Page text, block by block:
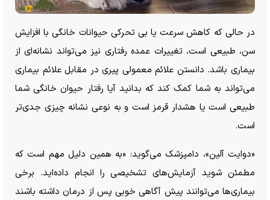
در حالی که کاهش سرعت یا بی تحرکی حیوانات خانگی با افزایش
سن، طبیعی است، تغییرات عمده رفتاری نیز می‌تواند نشانه‌ای از
بیماری باشد. دانستن علائم معمولی پیری در مقابل علائم بیماری
می‌تواند به شما کمک کند که بدانید آیا رفتار حیوان خانگی شما
طبیعی است یا هشدار قرمز است و به نوعی نشانه چیزی جدی‌تر
است.
«دوایت آلین»، دامپزشک می‌گوید: «به همین دلیل مهم است که
مطمئن شوید آزمایش‌های تشخیصی را انجام داده‌اید. برخی
بیماری‌ها می‌توانند پیش آگاهی خوبی پس از درمان داشته باشند